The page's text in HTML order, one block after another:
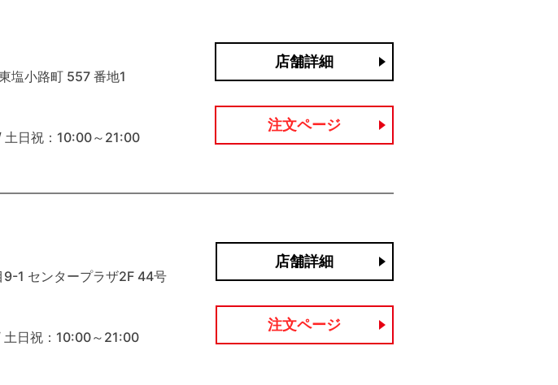
塩小路町 557 番地1
日祝：10:00～21:00
店舗詳細
注文ページ
1 センタープラザ2F 44号
日祝：10:00～21:00
店舗詳細
注文ページ